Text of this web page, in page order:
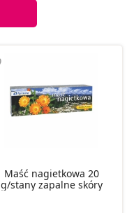
Maść nagietkowa 20
g/stany zapalne skóry